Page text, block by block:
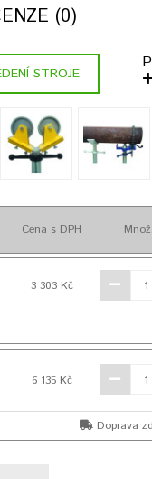
(0)
STROJE
Cena s DPH
3 303 Kč
6 135 Kč
Doprava